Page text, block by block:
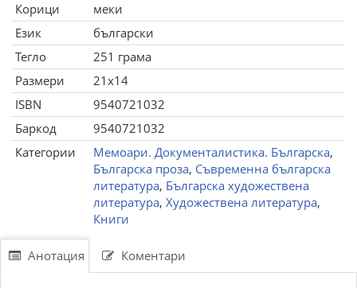
Корици
меки
Език
български
Тегло
251 грама
Размери
21x14
ISBN
9540721032
Баркод
9540721032
Категории
Мемоари. Документалистика. Българска,
Българска проза, Съвременна българска
литература, Българска художествена
литература, Художествена литература,
Книги
Анотация Коментари